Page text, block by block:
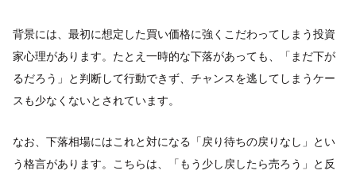
背景には、最初に想定した買い価格に強くこだわってしまう投資
家心理があります。たとえ一時的な下落があっても、「まだ下が
るだろう」と判断して行動できず、チャンスを逃してしまうケー
スも少なくないとされています。
なお、下落相場にはこれと対になる「戻り待ちの戻りなし」とい
う格言があります。こちらは、「もう少し戻したら売ろう」と反